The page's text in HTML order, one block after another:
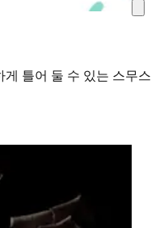
게 틀어 둘 수 있는 스무스